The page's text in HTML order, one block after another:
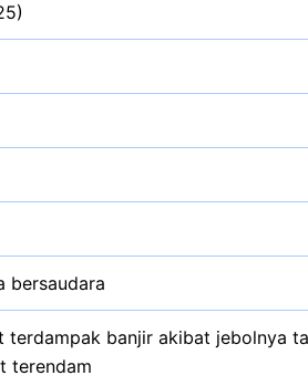
bersaudara
terdampak banjir akibat jebolnya
terendam